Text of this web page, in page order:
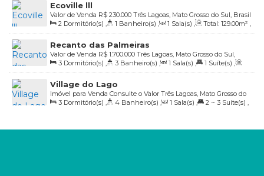
Ecoville lll
R$ 230.000
Valor de Venda
Três Lagoas, Mato Grosso do Sul, Brasil
2 Dormitório(s) , 1 Banheiro(s) , 1 Sala(s) , Total: 129.00m² ,
2 Vaga(s) , Útil: 70.00m²
Recanto das Palmeiras
R$ 1.700.000
Valor de Venda
Três Lagoas, Mato Grosso do Sul,
Brasil
3 Dormitório(s) , 3 Banheiro(s) , 1 Sala(s) , 1 Suíte(s) ,
Total: 355.93m² , 2 Vaga(s) , Útil: 185.27m²
Village do Lago
Consulte o Valor
Imóvel para Venda
Três Lagoas, Mato Grosso do
Sul, Brasil
3 Dormitório(s) , 4 Banheiro(s) , 1 Sala(s) , 2 ~ 3 Suíte(s) ,